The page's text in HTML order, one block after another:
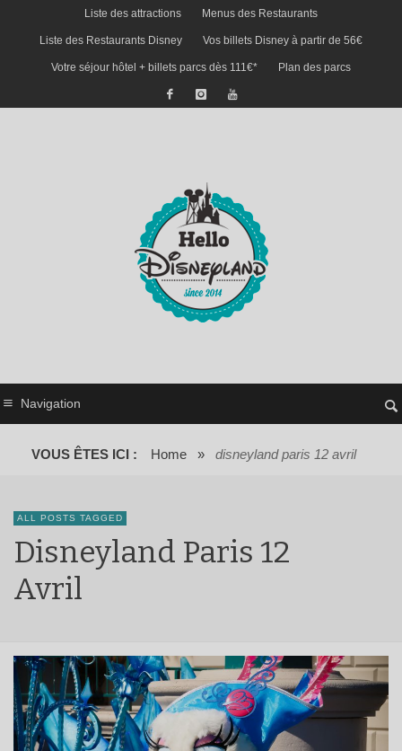
Liste des attractions Menus des Restaurants
Liste des Restaurants Disney Vos billets Disney à partir de 56€
Votre séjour hôtel + billets parcs dès 111€* Plan des parcs
Navigation
VOUS ÊTES ICI : Home » disneyland paris 12 avril
ALL POSTS TAGGED
Disneyland Paris 12
Avril